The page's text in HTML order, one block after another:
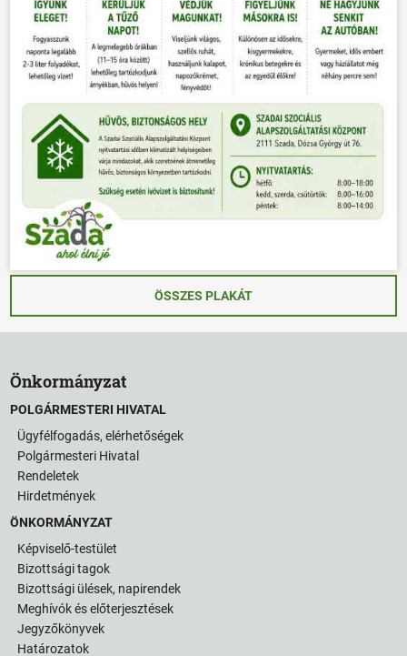
ÖSSZES PLAKÁT
Önkormányzat
POLGÁRMESTERI HIVATAL
Ügyfélfogadás, elérhetőségek
Polgármesteri Hivatal
Rendeletek
Hirdetmények
ÖNKORMÁNYZAT
Képviselő-testület
Bizottsági tagok
Bizottsági ülések, napirendek
Meghívók és előterjesztések
Jegyzőkönyvek
Határozatok